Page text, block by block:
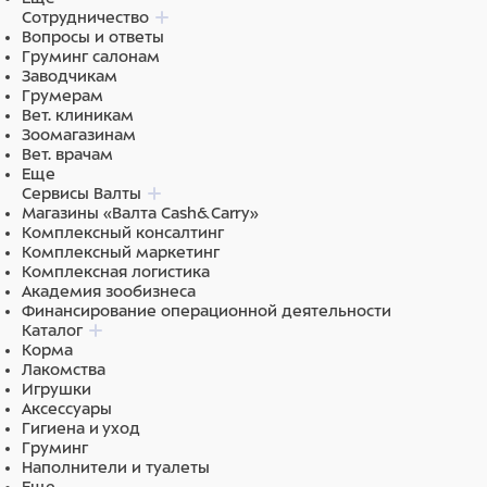
Состав
100% полиэстер
Сотрудничество
Вопросы и ответы
Груминг салонам
Заводчикам
Грумерам
Вет. клиникам
Зоомагазинам
Вет. врачам
Еще
Сервисы Валты
Магазины «Валта Cash&Carry»
Комплексный консалтинг
Комплексный маркетинг
Комплексная логистика
Академия зообизнеса
Финансирование операционной деятельности
Каталог
Корма
Лакомства
Игрушки
Аксессуары
Гигиена и уход
Груминг
Наполнители и туалеты